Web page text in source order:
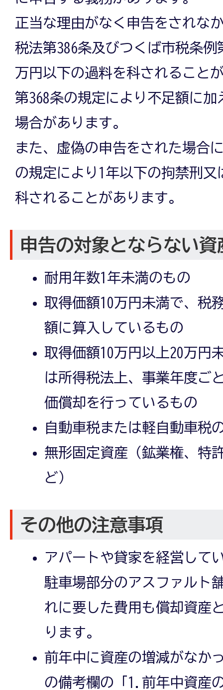
正当な理由がなく申告をされな
税法第386条及びつくば市税条例
万円以下の過料を科されること
第368条の規定により不足額に
場合があります。
また、虚偽の申告をされた場合
の規定により1年以下の拘禁刑又
科されることがあります。
申告の対象とならない資
耐用年数1年未満のもの
取得価額10万円未満で、税
額に算入しているもの
取得価額10万円以上20万円
は所得税法上、事業年度ご
価償却を行っているもの
自動車税または軽自動車税
無形固定資産（鉱業権、特
ど）
その他の注意事項
アパートや貸家を経営して
駐車場部分のアスファルト
れに要した費用も償却資産
ります。
前年中に資産の増減がなか
の備考欄の「1.前年中資産